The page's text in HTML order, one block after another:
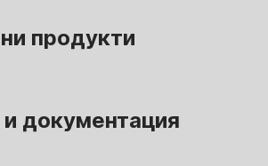
продукти
документация